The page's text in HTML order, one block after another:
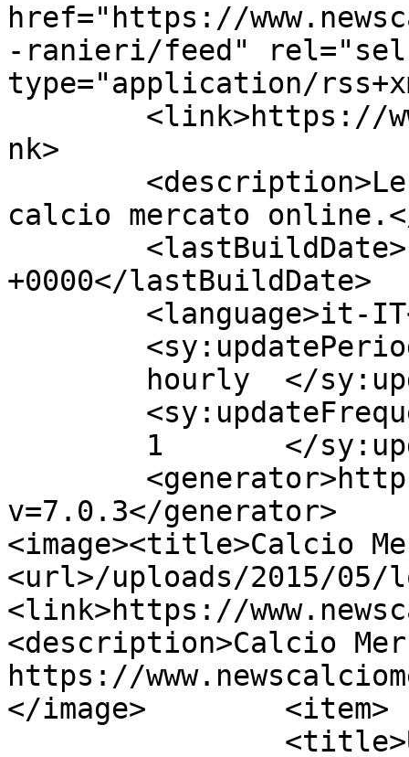
href="https://
-ranieri/feed"
type="application/
nk>
calcio mercato
+0000</lastBuildDate>
v=7.0.3</generator>
<image><title>Calcio
<url>/uploads/2015/05/
<link>https://
<description>Calcio
https://
</image>	<item>